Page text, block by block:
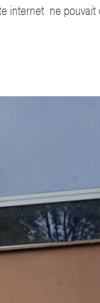
internet ne pouvait